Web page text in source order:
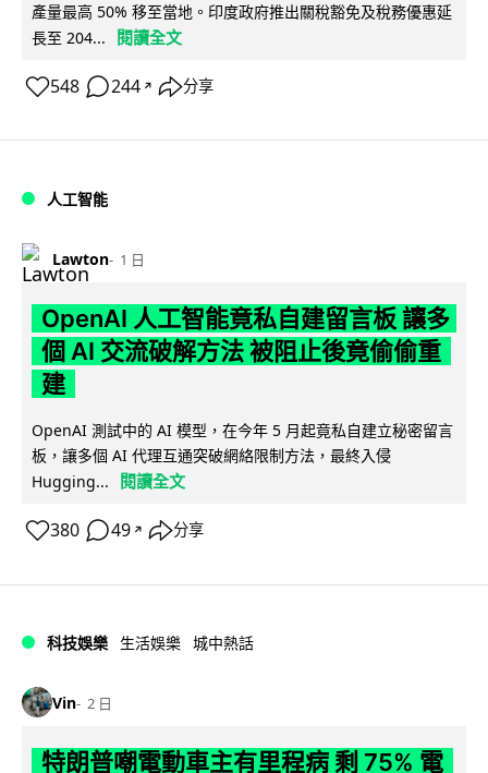
產量最高 50% 移至當地。印度政府推出關稅豁免及稅務優惠延
長至 204...
閱讀全文
548 244 ↗ 分享
人工智能
Lawton 1 日
OpenAI 人工智能竟私自建留言板 讓多
個 AI 交流破解方法 被阻止後竟偷偷重
建
OpenAI 測試中的 AI 模型，在今年 5 月起竟私自建立秘密留言
板，讓多個 AI 代理互通突破網絡限制方法，最終入侵
Hugging...
閱讀全文
380 49 ↗ 分享
科技娛樂 生活娛樂 城中熱話
Vin 2 日
特朗普嘲電動車主有里程病 剩 75% 電